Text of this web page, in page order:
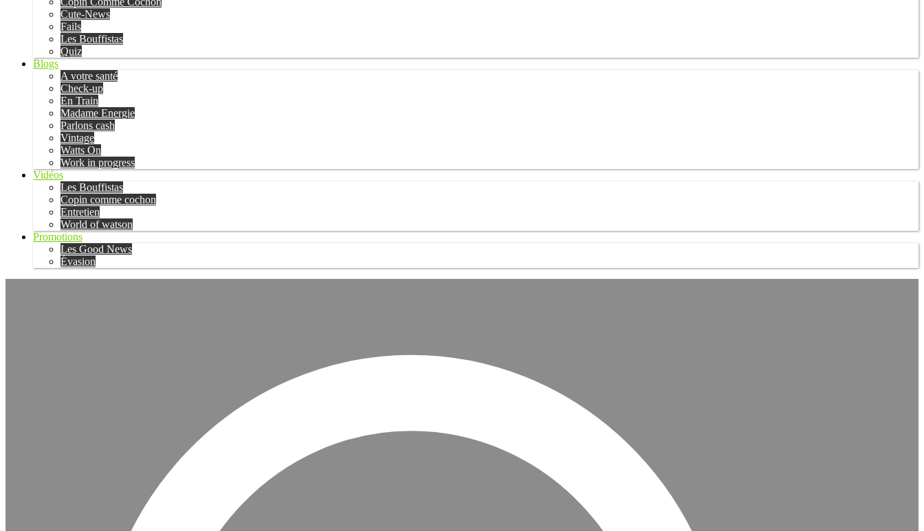
Cute-News
Fails
Les Bouffistas
Quiz
Blogs
A votre santé
Check-up
En Train
Madame Energie
Parlons cash
Vintage
Watts On
Work in progress
Vidéos
Les Bouffistas
Copin comme cochon
Entretien
World of watson
Promotions
Les Good News
Évasion